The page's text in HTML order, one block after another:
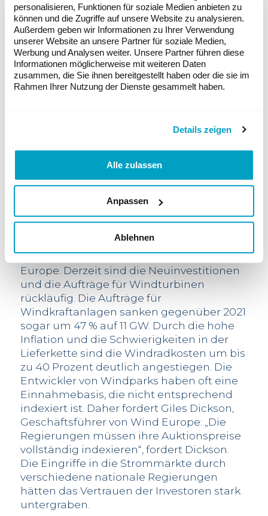
personalisieren, Funktionen für soziale Medien anbieten zu
können und die Zugriffe auf unsere Website zu analysieren.
Außerdem geben wir Informationen zu Ihrer Verwendung
unserer Website an unsere Partner für soziale Medien,
Werbung und Analysen weiter. Unsere Partner führen diese
Informationen möglicherweise mit weiteren Daten
zusammen, die Sie ihnen bereitgestellt haben oder die sie im
Rahmen Ihrer Nutzung der Dienste gesammelt haben.
Details zeigen
Alle zulassen
Anpassen
Ablehnen
Windkraftzubau gemäss zwei Szenarien von
Wind Europe. Bild: Wind Europe
Mit 364 Mrd. kWh liegt der Anteil der
EU derzeit bei 16 Prozent. Laut
2030 auf 43 Prozent ansteigen. „Aber in
den nächsten fünf Jahren erwarten wir,
dass der Zubau in Europa zurückgehen
Verantwortlicher für Politik beim
europäischen Windenergieverbands Wind
Europe. Derzeit sind die Neuinvestitionen
und die Aufträge für Windturbinen
rückläufig. Die Aufträge für
Windkraftanlagen sanken gegenüber 2021
sogar um 47 % auf 11 GW. Durch die hohe
Inflation und die Schwierigkeiten in der
Lieferkette sind die Windradkosten um bis
zu 40 Prozent deutlich angestiegen. Die
Entwickler von Windparks haben oft eine
Einnahmebasis, die nicht entsprechend
indexiert ist. Daher fordert Giles Dickson,
Geschäftsführer von Wind Europe: „Die
Regierungen müssen ihre Auktionspreise
vollständig indexieren“, fordert Dickson.
Die Eingriffe in die Strommärkte durch
verschiedene nationale Regierungen
hätten das Vertrauen der Investoren stark
untergraben.